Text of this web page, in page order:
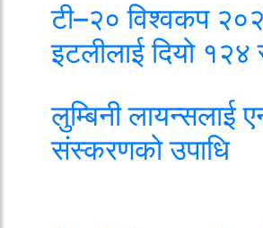
टी–२० विश्वकप
इटलीलाई दियो १२४
लुम्बिनी लायन्सलाई
संस्करणको उपाधि